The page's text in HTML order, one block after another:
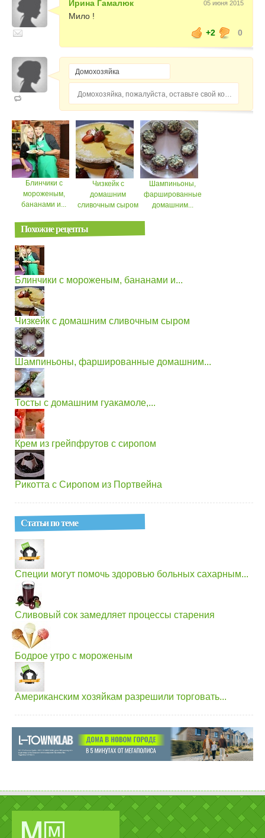
Ирина Гамалюк 05 июня 2015
Мило !
+2
0
Домохозяйка, пожалуйста, оставьте свой комментарий...
Блинчики с
мороженым,
бананами и...
Чизкейк с
домашним
сливочным сыром
Шампиньоны,
фаршированные
домашним...
Похожие рецепты
Блинчики с мороженым, бананами и...
Чизкейк с домашним сливочным сыром
Шампиньоны, фаршированные домашним...
Тосты с домашним гуакамоле,...
Крем из грейпфрутов с сиропом
Рикотта с Сиропом из Портвейна
Статьи по теме
Специи могут помочь здоровью больных сахарным...
Сливовый сок замедляет процессы старения
Бодрое утро с мороженым
Американским хозяйкам разрешили торговать...